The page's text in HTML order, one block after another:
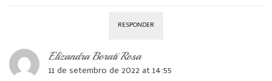
RESPONDER
Elizandra Borati Rosa
11 de setembro de 2022 at 14:55